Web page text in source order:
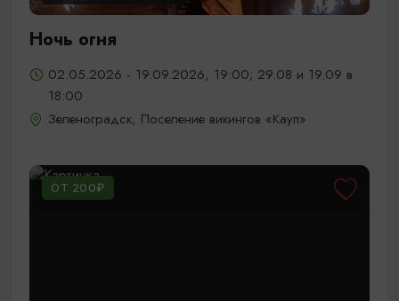
Ночь огня
02.05.2026 - 19.09.2026, 19:00; 29.08 и 19.09 в
18:00
Зеленоградск, Поселение викингов «Кауп»
ОТ 200₽